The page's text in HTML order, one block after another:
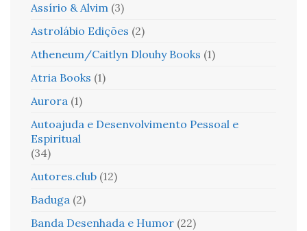
Assírio & Alvim (3)
Astrolábio Edições (2)
Atheneum/Caitlyn Dlouhy Books (1)
Atria Books (1)
Aurora (1)
Autoajuda e Desenvolvimento Pessoal e
Espiritual
(34)
Autores.club (12)
Baduga (2)
Banda Desenhada e Humor (22)